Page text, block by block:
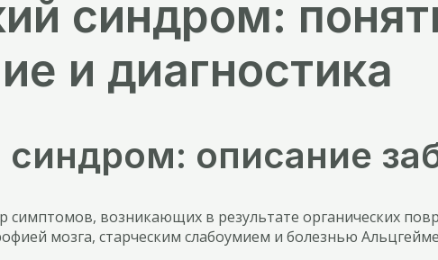
синдром:
и диагностика
синдром: описание
симптомов, возникающих в результате органических
мозга, старческим слабоумием и болезнью